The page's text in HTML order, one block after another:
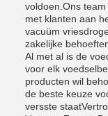
voldoen.Ons
met klanten aan
vacuüm
zakelijke
Al met al is de
voor elk
producten wil
de beste keuze
versste